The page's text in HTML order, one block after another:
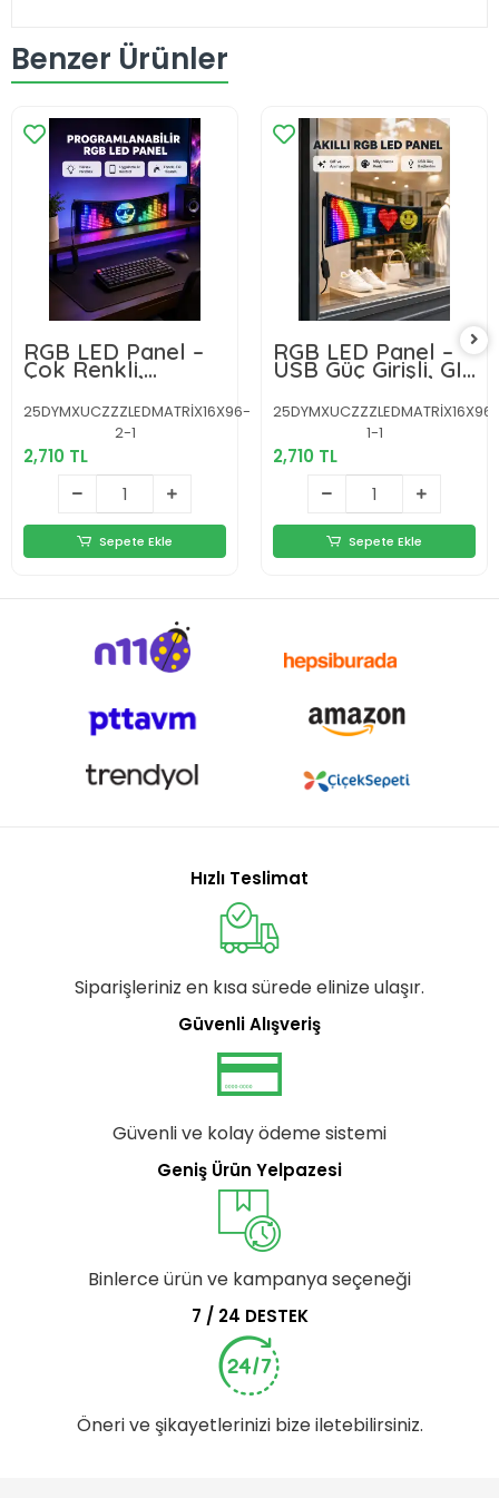
Benzer Ürünler
RGB LED Panel –
Çok Renkli,
Kumandalı, USB
Bağlantılı Yazı ve
GIF Gösterimli
Akıllı Lamba
25DYMXUCZZZLEDMATRİX16X96-
2-1
2,710 TL
Sepete Ekle
RGB LED Panel –
USB Güç Girişli, GIF
ve Yazı Gösterimli
Akıllı Ekran
25DYMXUCZZZLEDMATRİX16X96-
1-1
2,710 TL
Sepete Ekle
Hızlı Teslimat
Siparişleriniz en kısa sürede elinize ulaşır.
Güvenli Alışveriş
Güvenli ve kolay ödeme sistemi
Geniş Ürün Yelpazesi
Binlerce ürün ve kampanya seçeneği
7 / 24 DESTEK
Öneri ve şikayetlerinizi bize iletebilirsiniz.